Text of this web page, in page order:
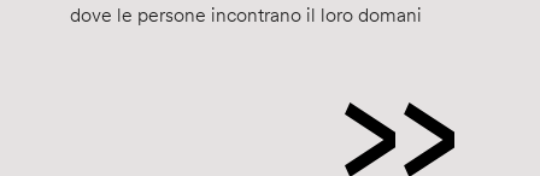
dove le persone incontrano il loro domani